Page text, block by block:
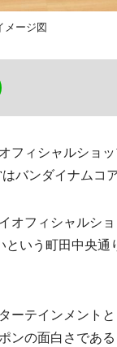
メージ図
ィシャルショッ
バンダイナムコ
オフィシャルショ
いう町田中央通
ーテインメント
ンの面白さであ